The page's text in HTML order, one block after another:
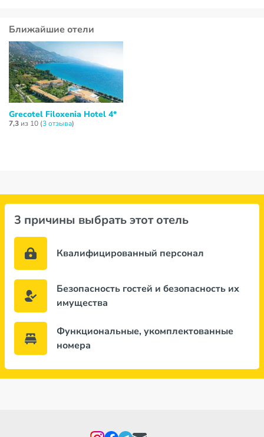
Ближайшие отели
Grecotel Filoxenia Hotel 4*
7,3 из 10 (3 отзывa)
3 причины выбрать этот отель
Квалифицированный персонал
Безопасность гостей и безопасность их
имущества
Функциональные, укомплектованные
номера